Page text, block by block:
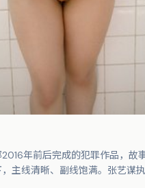
年前后完成的犯罪作品，故
主线清晰、副线饱满。张艺谋